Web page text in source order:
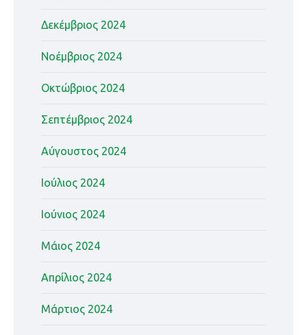
Δεκέμβριος 2024
Νοέμβριος 2024
Οκτώβριος 2024
Σεπτέμβριος 2024
Αύγουστος 2024
Ιούλιος 2024
Ιούνιος 2024
Μάιος 2024
Απρίλιος 2024
Μάρτιος 2024